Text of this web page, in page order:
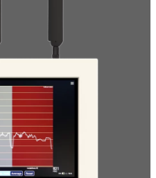
Ripetitore commerciale